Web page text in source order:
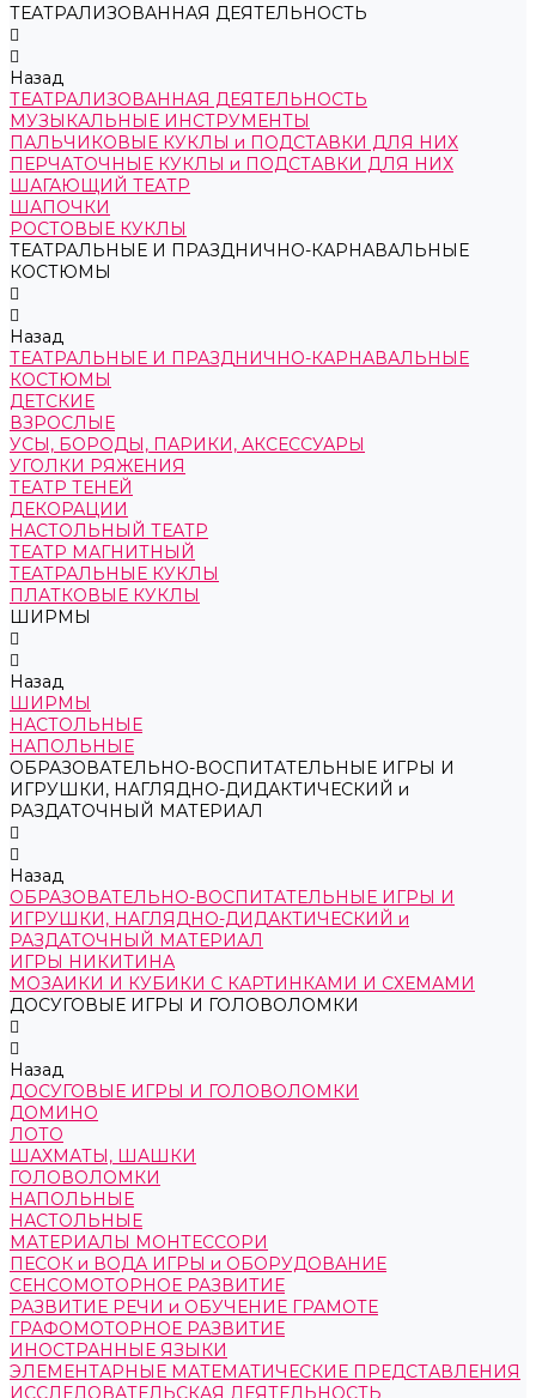
ТЕАТРАЛИЗОВАННАЯ ДЕЯТЕЛЬНОСТЬ
Назад
ТЕАТРАЛИЗОВАННАЯ ДЕЯТЕЛЬНОСТЬ
МУЗЫКАЛЬНЫЕ ИНСТРУМЕНТЫ
ПАЛЬЧИКОВЫЕ КУКЛЫ и ПОДСТАВКИ ДЛЯ НИХ
ПЕРЧАТОЧНЫЕ КУКЛЫ и ПОДСТАВКИ ДЛЯ НИХ
ШАГАЮЩИЙ ТЕАТР
ШАПОЧКИ
РОСТОВЫЕ КУКЛЫ
ТЕАТРАЛЬНЫЕ И ПРАЗДНИЧНО-КАРНАВАЛЬНЫЕ
КОСТЮМЫ
Назад
ТЕАТРАЛЬНЫЕ И ПРАЗДНИЧНО-КАРНАВАЛЬНЫЕ
КОСТЮМЫ
ДЕТСКИЕ
ВЗРОСЛЫЕ
УСЫ, БОРОДЫ, ПАРИКИ, АКСЕССУАРЫ
УГОЛКИ РЯЖЕНИЯ
ТЕАТР ТЕНЕЙ
ДЕКОРАЦИИ
НАСТОЛЬНЫЙ ТЕАТР
ТЕАТР МАГНИТНЫЙ
ТЕАТРАЛЬНЫЕ КУКЛЫ
ПЛАТКОВЫЕ КУКЛЫ
ШИРМЫ
Назад
ШИРМЫ
НАСТОЛЬНЫЕ
НАПОЛЬНЫЕ
ОБРАЗОВАТЕЛЬНО-ВОСПИТАТЕЛЬНЫЕ ИГРЫ И
ИГРУШКИ, НАГЛЯДНО-ДИДАКТИЧЕСКИЙ и
РАЗДАТОЧНЫЙ МАТЕРИАЛ
Назад
ОБРАЗОВАТЕЛЬНО-ВОСПИТАТЕЛЬНЫЕ ИГРЫ И
ИГРУШКИ, НАГЛЯДНО-ДИДАКТИЧЕСКИЙ и
РАЗДАТОЧНЫЙ МАТЕРИАЛ
ИГРЫ НИКИТИНА
МОЗАИКИ И КУБИКИ С КАРТИНКАМИ И СХЕМАМИ
ДОСУГОВЫЕ ИГРЫ И ГОЛОВОЛОМКИ
Назад
ДОСУГОВЫЕ ИГРЫ И ГОЛОВОЛОМКИ
ДОМИНО
ЛОТО
ШАХМАТЫ, ШАШКИ
ГОЛОВОЛОМКИ
НАПОЛЬНЫЕ
НАСТОЛЬНЫЕ
МАТЕРИАЛЫ МОНТЕССОРИ
ПЕСОК и ВОДА ИГРЫ и ОБОРУДОВАНИЕ
СЕНСОМОТОРНОЕ РАЗВИТИЕ
РАЗВИТИЕ РЕЧИ и ОБУЧЕНИЕ ГРАМОТЕ
ГРАФОМОТОРНОЕ РАЗВИТИЕ
ИНОСТРАННЫЕ ЯЗЫКИ
ЭЛЕМЕНТАРНЫЕ МАТЕМАТИЧЕСКИЕ ПРЕДСТАВЛЕНИЯ
ИССЛЕДОВАТЕЛЬСКАЯ ДЕЯТЕЛЬНОСТЬ